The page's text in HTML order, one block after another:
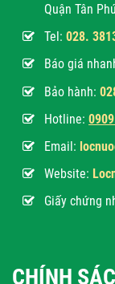
Quận Tân
Tel: 028.
Báo giá
Bảo hành:
Hotline: 0
Email:
Website:
Giấy chứng
CHÍNH